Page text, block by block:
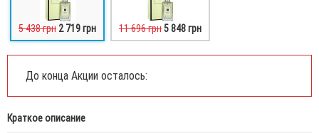
5 438 грн 2 719 грн 11 696 грн5 848 грн
До конца Акции осталось:
Краткое описание